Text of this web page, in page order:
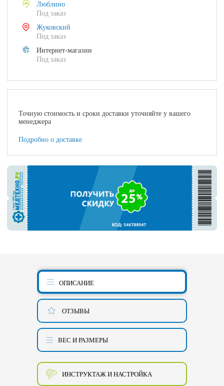
Люблино
Под заказ
Жуковский
Под заказ
Интернет-магазин
Под заказ
Точную стоимость и сроки доставки уточняйте у вашего
менеджера
Подробно о доставке
ОПИСАНИЕ
ОТЗЫВЫ
ВЕС И РАЗМЕРЫ
ИНСТРУКТАЖ И НАСТРОЙКА